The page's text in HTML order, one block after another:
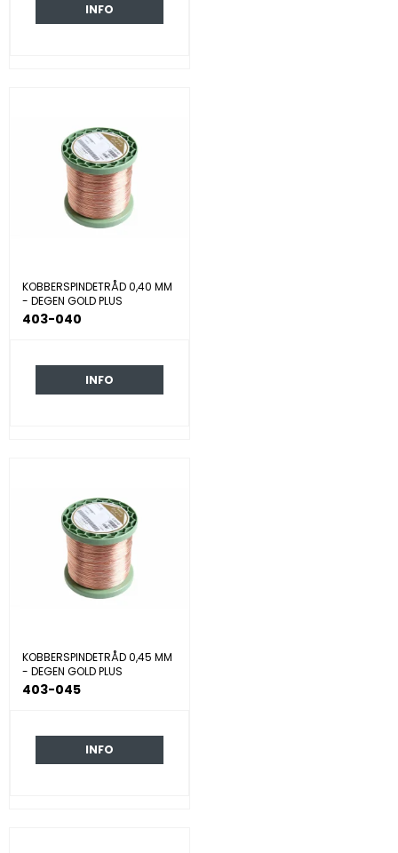
INFO
KOBBERSPINDETRÅD 0,40 MM
- DEGEN GOLD PLUS
403-040
INFO
KOBBERSPINDETRÅD 0,45 MM
- DEGEN GOLD PLUS
403-045
INFO